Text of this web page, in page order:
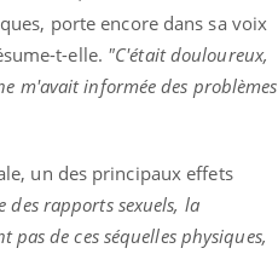
porte encore dans sa voix
t-elle. "C'était douloureux,
m'avait informée des problèmes
un des principaux effets
des rapports sexuels, la
de ces séquelles physiques,